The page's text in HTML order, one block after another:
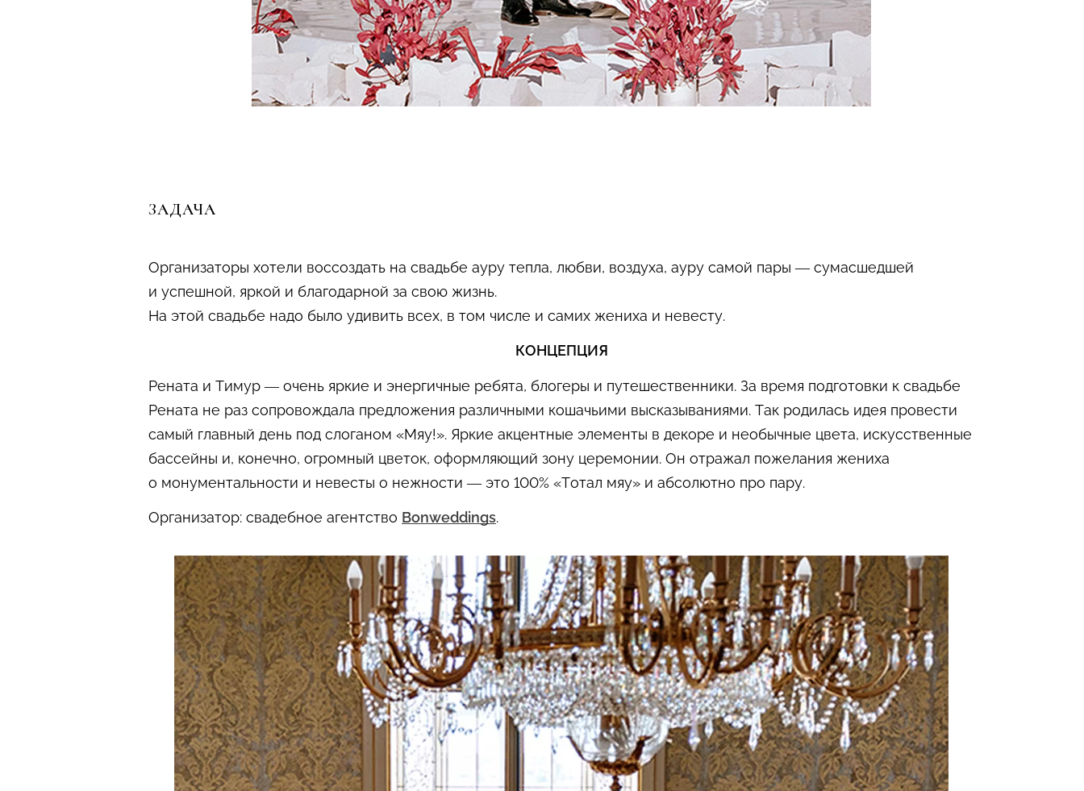
ЗАДАЧА
Организаторы хотели воссоздать на свадьбе ауру тепла, любви, воздуха, ауру самой пары — сумасшедшей
и успешной, яркой и благодарной за свою жизнь.
На этой свадьбе надо было удивить всех, в том числе и самих жениха и невесту.
КОНЦЕПЦИЯ
Рената и Тимур — очень яркие и энергичные ребята, блогеры и путешественники. За время подготовки к свадьбе
Рената не раз сопровождала предложения различными кошачьими высказываниями. Так родилась идея провести
самый главный день под слоганом «Мяу!». Яркие акцентные элементы в декоре и необычные цвета, искусственные
бассейны и, конечно, огромный цветок, оформляющий зону церемонии. Он отражал пожелания жениха
о монументальности и невесты о нежности — это 100% «Тотал мяу» и абсолютно про пару.
Организатор: свадебное агентство Bonweddings.